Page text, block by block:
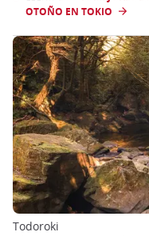
OTOÑO EN TOKIO
Todoroki